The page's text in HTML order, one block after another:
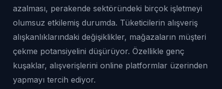
azalması, perakende sektöründeki birçok işletmeyi
olumsuz etkilemiş durumda. Tüketicilerin alışveriş
alışkanlıklarındaki değişiklikler, mağazaların müşteri
çekme potansiyelini düşürüyor. Özellikle genç
kuşaklar, alışverişlerini online platformlar üzerinden
yapmayı tercih ediyor.